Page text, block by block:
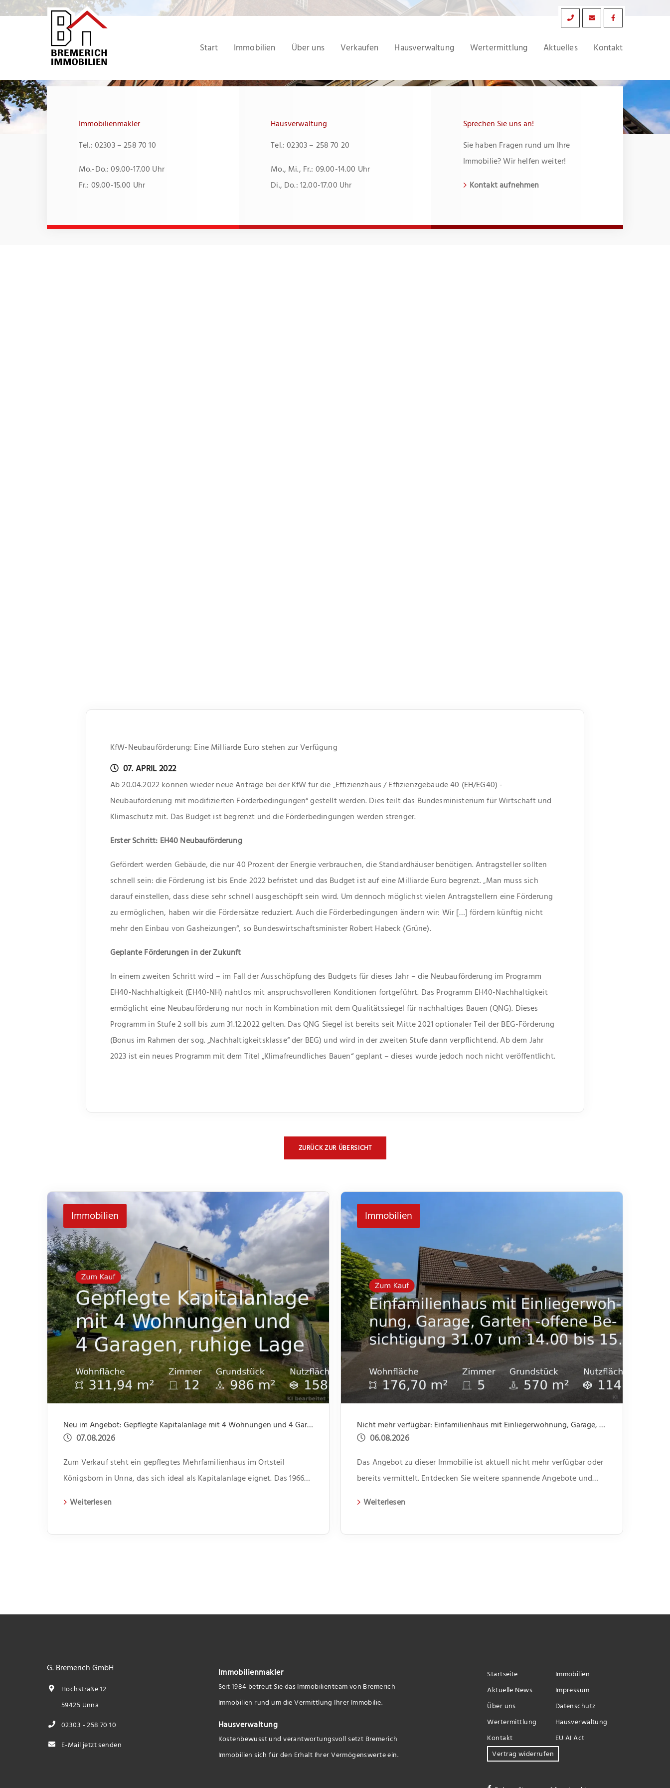
Zum
Start Immobilien Über uns Verkaufen Hausverwaltung Wertermittlung Aktuelles Kontakt
Immobilienmakler
Tel.: 02303 – 258 70 10
Mo.-Do.: 09.00-17.00 Uhr
Fr.: 09.00-15.00 Uhr
Hausverwaltung
Tel.: 02303 – 258 70 20
Mo., Mi., Fr.: 09.00-14.00 Uhr
Di., Do.: 12.00-17.00 Uhr
Sprechen Sie uns an!
Sie haben Fragen rund um Ihre
Immobilie? Wir helfen weiter!
Kontakt aufnehmen
KfW-Neubauförderung: Eine Milliarde Euro stehen zur Verfügung
07. APRIL 2022
Ab 20.04.2022 können wieder neue Anträge bei der KfW für die „Effizienzhaus / Effizienzgebäude 40 (EH/EG40) -
Neubauförderung mit modifizierten Förderbedingungen“ gestellt werden. Dies teilt das Bundesministerium für Wirtschaft und
Klimaschutz mit. Das Budget ist begrenzt und die Förderbedingungen werden strenger.
Erster Schritt: EH40 Neubauförderung
Gefördert werden Gebäude, die nur 40 Prozent der Energie verbrauchen, die Standardhäuser benötigen. Antragsteller sollten
schnell sein: die Förderung ist bis Ende 2022 befristet und das Budget ist auf eine Milliarde Euro begrenzt. „Man muss sich
darauf einstellen, dass diese sehr schnell ausgeschöpft sein wird. Um dennoch möglichst vielen Antragstellern eine Förderung
zu ermöglichen, haben wir die Fördersätze reduziert. Auch die Förderbedingungen ändern wir: Wir […] fördern künftig nicht
mehr den Einbau von Gasheizungen“, so Bundeswirtschaftsminister Robert Habeck (Grüne).
Geplante Förderungen in der Zukunft
In einem zweiten Schritt wird – im Fall der Ausschöpfung des Budgets für dieses Jahr – die Neubauförderung im Programm
EH40-Nachhaltigkeit (EH40-NH) nahtlos mit anspruchsvolleren Konditionen fortgeführt. Das Programm EH40-Nachhaltigkeit
ermöglicht eine Neubauförderung nur noch in Kombination mit dem Qualitätssiegel für nachhaltiges Bauen (QNG). Dieses
Programm in Stufe 2 soll bis zum 31.12.2022 gelten. Das QNG Siegel ist bereits seit Mitte 2021 optionaler Teil der BEG-Förderung
(Bonus im Rahmen der sog. „Nachhaltigkeitsklasse“ der BEG) und wird in der zweiten Stufe dann verpflichtend. Ab dem Jahr
2023 ist ein neues Programm mit dem Titel „Klimafreundliches Bauen“ geplant – dieses wurde jedoch noch nicht veröffentlicht.
ZURÜCK ZUR ÜBERSICHT
Immobilien
Neu im Angebot: Gepflegte Kapitalanlage mit 4 Wohnungen und 4 Garagen, ruhige Lage
07.08.2026
Zum Verkauf steht ein gepflegtes Mehrfamilienhaus im Ortsteil
Königsborn in Unna, das sich ideal als Kapitalanlage eignet. Das 1966
Weiterlesen
Immobilien
Nicht mehr verfügbar: Einfamilienhaus mit Einliegerwohnung, Garage, Garten -offene Besichtigung 31.07 um 14.00 bis 15.30
06.08.2026
Das Angebot zu dieser Immobilie ist aktuell nicht mehr verfügbar oder
bereits vermittelt. Entdecken Sie weitere spannende Angebote und
Weiterlesen
G. Bremerich GmbH
Hochstraße 12
59425 Unna
02303 - 258 70 10
E-Mail jetzt senden
Immobilienmakler
Seit 1984 betreut Sie das Immobilienteam von Bremerich
Immobilien rund um die Vermittlung Ihrer Immobilie.
Hausverwaltung
Kostenbewusst und verantwortungsvoll setzt Bremerich
Immobilien sich für den Erhalt Ihrer Vermögenswerte ein.
Startseite
Immobilien
Aktuelle News
Impressum
Über uns
Datenschutz
Wertermittlung
Hausverwaltung
Kontakt
EU AI Act
Vertrag widerrufen